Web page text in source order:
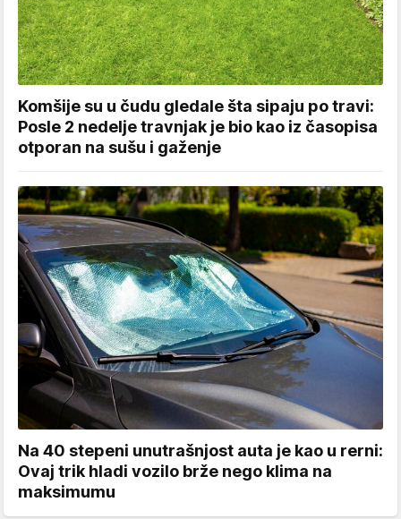
Komšije su u čudu gledale šta sipaju po travi:
Posle 2 nedelje travnjak je bio kao iz časopisa
otporan na sušu i gaženje
Na 40 stepeni unutrašnjost auta je kao u rerni:
Ovaj trik hladi vozilo brže nego klima na
maksimumu